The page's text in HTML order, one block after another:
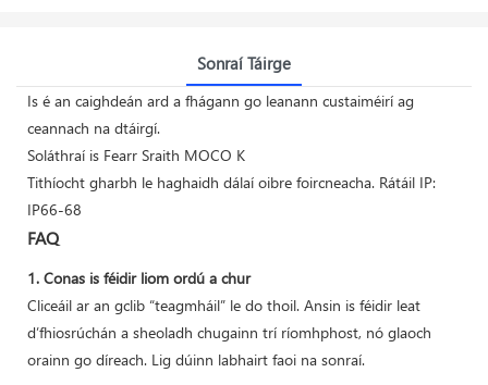
Sonraí Táirge
Is é an caighdeán ard a fhágann go leanann custaiméirí ag
ceannach na dtáirgí.
Soláthraí is Fearr Sraith MOCO K
Tithíocht gharbh le haghaidh dálaí oibre foircneacha. Rátáil IP:
IP66-68
FAQ
1. Conas is féidir liom ordú a chur
Cliceáil ar an gclib “teagmháil” le do thoil. Ansin is féidir leat
d’fhiosrúchán a sheoladh chugainn trí ríomhphost, nó glaoch
orainn go díreach. Lig dúinn labhairt faoi na sonraí.